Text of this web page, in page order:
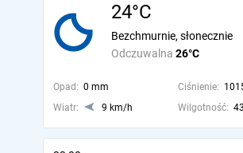
24°C
Odczuwalna 26°C
Bezchmurnie, słonecznie
Opad: 0 mm Ciśnienie:
Wiatr:
9 km/h Wilgotność: